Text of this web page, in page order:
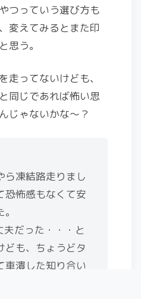
つっていう選び方も
変えてみるとまた印
思う。
走ってないけども、
同じであれば怖い思
じゃないかな～？
ら凍結路走りまし
恐怖感もなくて安
夫だった・・・と
ども、ちょうどタ
車潰した知り合い